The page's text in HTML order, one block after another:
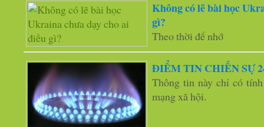
Không có lẽ bài học
gì?
Theo thời để nhớ
ĐIỂM TIN CHIẾN SỰ
Thông tin này chỉ có
mạng xã hội.